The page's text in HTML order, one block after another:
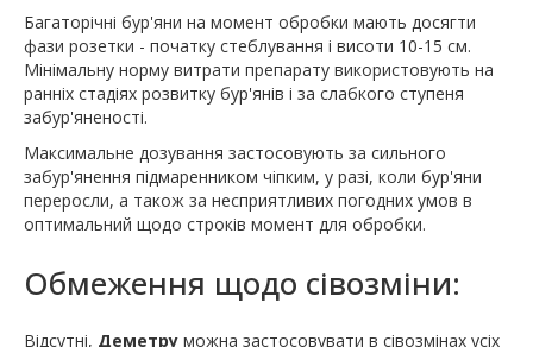
Багаторічні бур'яни на момент обробки мають досягти
фази розетки - початку стеблування і висоти 10-15 см.
Мінімальну норму витрати препарату використовують на
ранніх стадіях розвитку бур'янів і за слабкого ступеня
забур'яненості.
Максимальне дозування застосовують за сильного
забур'янення підмаренником чіпким, у разі, коли бур'яни
переросли, а також за несприятливих погодних умов в
оптимальний щодо строків момент для обробки.
Обмеження щодо сівозміни:
Відсутні, Деметру можна застосовувати в сівозмінах усіх